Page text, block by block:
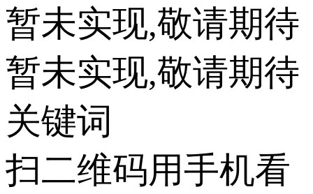
暂未实现,敬请期待
暂未实现,敬请期待
关键词
扫二维码用手机看